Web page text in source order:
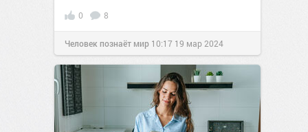
0 8
Человек познаёт мир 10:17 19 мар 2024